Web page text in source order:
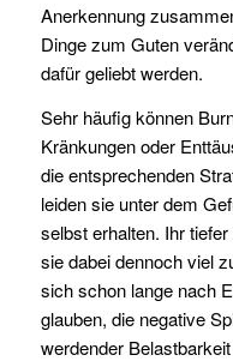
Anerkennung
Dinge zum Guten
dafür geliebt werden.
Sehr häufig können
Kränkungen oder
die entsprechenden
leiden sie unter dem
selbst erhalten. Ihr
sie dabei dennoch viel
sich schon lange nach
glauben, die negative
werdender